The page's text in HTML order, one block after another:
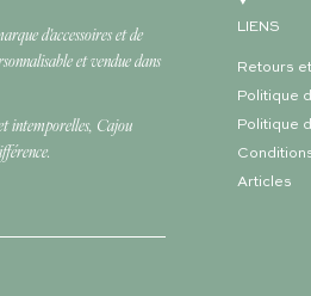
d'accessoires et de
et vendue dans
intemporelles, Cajou
LIENS
Retours
Politique
Politique
Articles